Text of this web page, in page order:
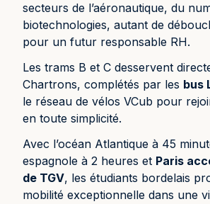
secteurs de l’aéronautique, du
biotechnologies, autant de
pour un futur responsable RH.
Les trams B et C desservent
Chartrons, complétés par les bus
le réseau de vélos VCub pour
en toute simplicité.
Avec l’océan Atlantique à 45
espagnole à 2 heures et Paris
de TGV, les étudiants bordelais
mobilité exceptionnelle dans une